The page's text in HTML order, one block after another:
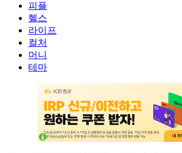
피플
헬스
라이프
컬처
머니
테마